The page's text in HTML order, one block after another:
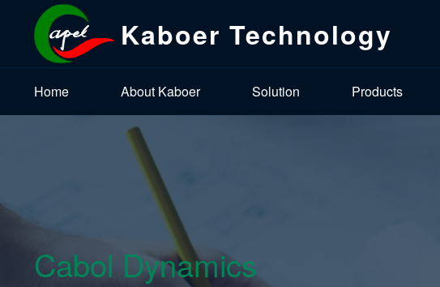
Kaboer Technology
Home About Kaboer Solution Products
Cabol Dynamics